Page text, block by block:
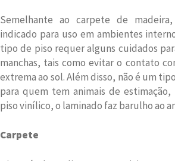
Semelhante ao carpete de
indicado para uso em ambientes
tipo de piso requer alguns cuidados
manchas, tais como evitar o contato
extrema ao sol. Além disso, não é um
para quem tem animais de
piso vinílico, o laminado faz barulho ao
Carpete